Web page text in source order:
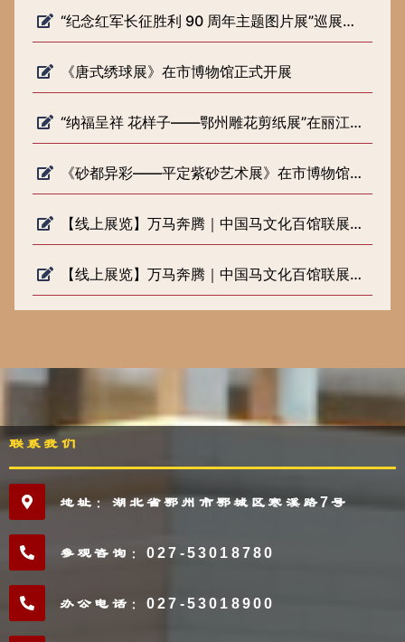
“纪念红军长征胜利 90 周年主题图片展”巡展预告
《唐式绣球展》在市博物馆正式开展
“纳福呈祥 花样子——鄂州雕花剪纸展”在丽江市博物院开展
《砂都异彩——平定紫砂艺术展》在市博物馆正式开展
【线上展览】万马奔腾｜中国马文化百馆联展（六）
【线上展览】万马奔腾｜中国马文化百馆联展（五）
联系我们
地址：湖北省鄂州市鄂城区寒溪路7号
参观咨询：027-53018780
办公电话：027-53018900